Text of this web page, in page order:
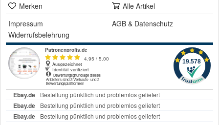
Merken
Alle Artikel
Impressum
AGB & Datenschutz
Widerrufsbelehrung